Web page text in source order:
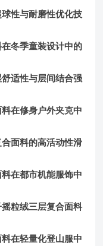
性与耐磨性优化技
冬季童装设计中的
适性与层间结合强
在修身户外夹克中
面料的高活动性滑
在都市机能服饰中
粒绒三层复合面料
在轻量化登山服中